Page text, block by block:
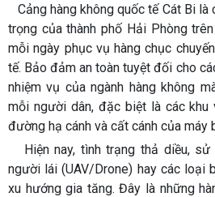
Cảng hàng không quốc tế Cát Bi là
trọng của thành phố Hải Phòng
mỗi ngày phục vụ hàng chục
tế. Bảo đảm an toàn tuyệt đối cho
nhiệm vụ của ngành hàng không
mỗi người dân, đặc biệt là các khu
đường hạ cánh và cất cánh của máy
Hiện nay, tình trạng thả diều, sử
người lái (UAV/Drone) hay các loại
xu hướng gia tăng. Đây là những